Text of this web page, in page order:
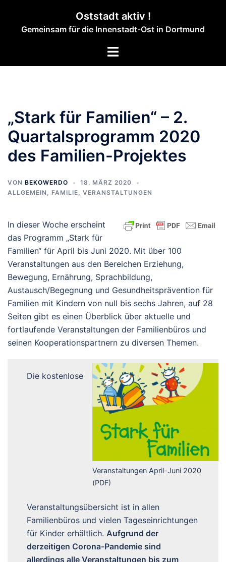
springen
Oststadt aktiv !
Gemeinsam für die Innenstadt-Ost in Dortmund
Menü
„Stark für Familien“ – 2.
Quartalsprogramm 2020
des Familien-Projektes
VON BEKOWERDO
18. MÄRZ 2020
ALLGEMEIN , FAMILIE, VERANSTALTUNGEN
In dieser Woche erscheint
das Programm „Stark für
Familien“ für April bis Juni 2020. Mit über 100
Veranstaltungen aus den Bereichen Erziehung,
Bewegung, Ernährung, Sprachbildung,
Austausch/Begegnung und Gesundheitsprävention für
Familien mit Kindern von null bis sechs Jahren, auf 28
Seiten gibt es einen Überblick über aktuelle und
fortlaufende Veranstaltungen der Familienbüros und
seinen Kooperationspartnern zu diversen Themen.
Veranstaltungen April-Juni 2020
(PDF)
Die kostenlose
Veranstaltungsübersicht ist in allen
Familienbüros und vielen Tageseinrichtungen
für Kinder erhältlich. Aufgrund der
derzeitigen Corona-Pandemie sind
allerdings alle Veranstaltungen bis zum